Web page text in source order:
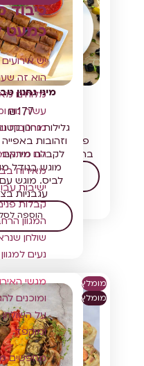
black magic
radiatori
₪202
פסטה טרייה שחורה
ברוטב טריאקי ושמנת
הוספה לסל
מיני גחנון
₪177
גלילות גחנון
וזהובות
לקבלת מירקם
מוגש בגודל
לביס. מוגש
עגבניות
הוספה
מומלץ
מומלץ
כיבוד
כמעט
יש
הוא זה
מלוחים
עשיר, נוח
מורכבות
הם
מאירוח
ישיבות
קבלות
המגוון
שולחן
נעים
מגשי
ומוכנים
על השולחן
ומוקפד.
מחפשים